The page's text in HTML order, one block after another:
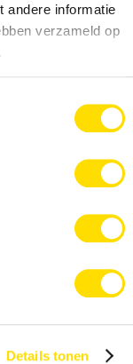
andere informatie
verzameld op
Details tonen